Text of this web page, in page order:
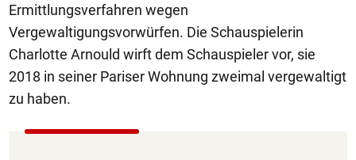
Ermittlungsverfahren wegen
Vergewaltigungsvorwürfen. Die Schauspielerin
Charlotte Arnould wirft dem Schauspieler vor, sie
2018 in seiner Pariser Wohnung zweimal vergewaltigt
zu haben.